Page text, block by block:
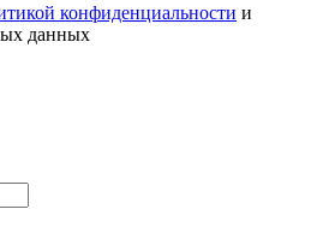
конфиденциальности и
данных